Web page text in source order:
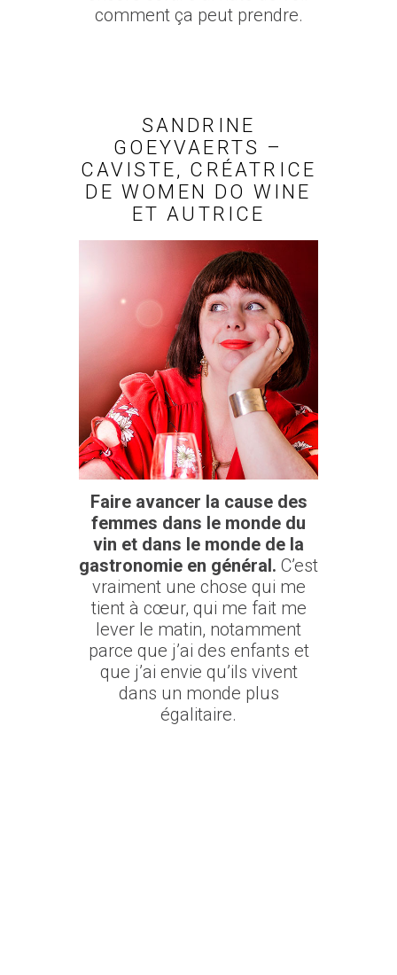
comment ça peut prendre.
SANDRINE
GOEYVAERTS –
CAVISTE, CRÉATRICE
DE WOMEN DO WINE
ET AUTRICE
Faire avancer la cause des
femmes dans le monde du
vin et dans le monde de la
gastronomie en général. C’est
vraiment une chose qui me
tient à cœur, qui me fait me
lever le matin, notamment
parce que j’ai des enfants et
que j’ai envie qu’ils vivent
dans un monde plus
égalitaire.